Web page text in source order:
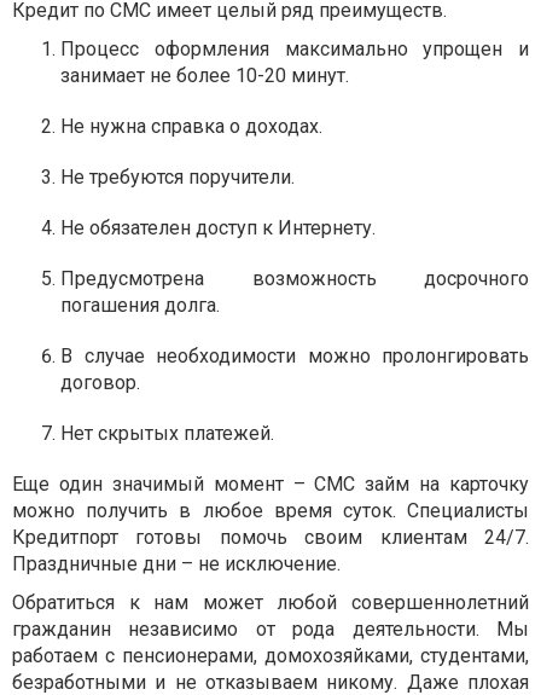
Кредит по СМС имеет целый ряд преимуществ.
Процесс оформления максимально упрощен и
занимает не более 10-20 минут.
Не нужна справка о доходах.
Не требуются поручители.
Не обязателен доступ к Интернету.
Предусмотрена возможность досрочного
погашения долга.
В случае необходимости можно пролонгировать
договор.
Нет скрытых платежей.
Еще один значимый момент – СМС займ на карточку
можно получить в любое время суток. Специалисты
Кредитпорт готовы помочь своим клиентам 24/7.
Праздничные дни – не исключение.
Обратиться к нам может любой совершеннолетний
гражданин независимо от рода деятельности. Мы
работаем с пенсионерами, домохозяйками, студентами,
безработными и не отказываем никому. Даже плохая